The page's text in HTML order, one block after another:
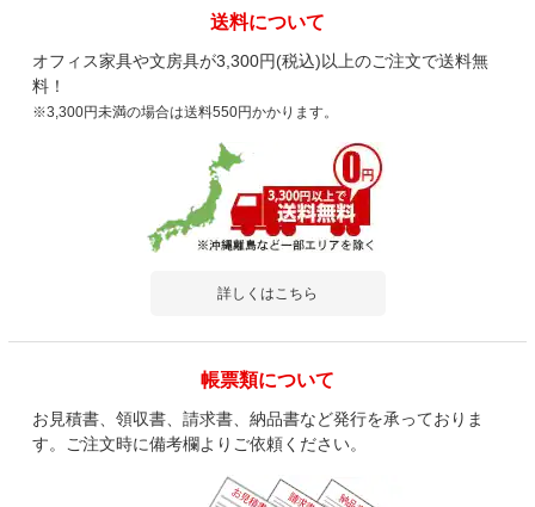
送料について
オフィス家具や文房具が3,300円(税込)以上のご注文で送料無
料！
※3,300円未満の場合は送料550円かかります。
詳しくはこちら
帳票類について
お見積書、領収書、請求書、納品書など発行を承っておりま
す。ご注文時に備考欄よりご依頼ください。